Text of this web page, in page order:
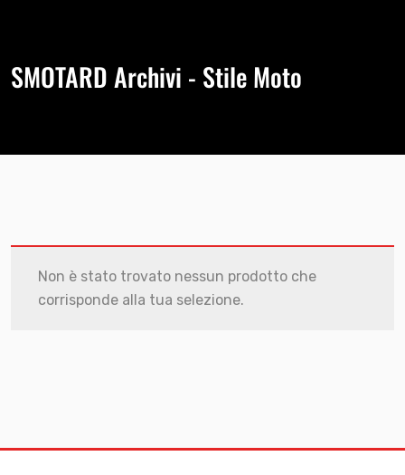
SMOTARD Archivi - Stile Moto
Non è stato trovato nessun prodotto che
corrisponde alla tua selezione.